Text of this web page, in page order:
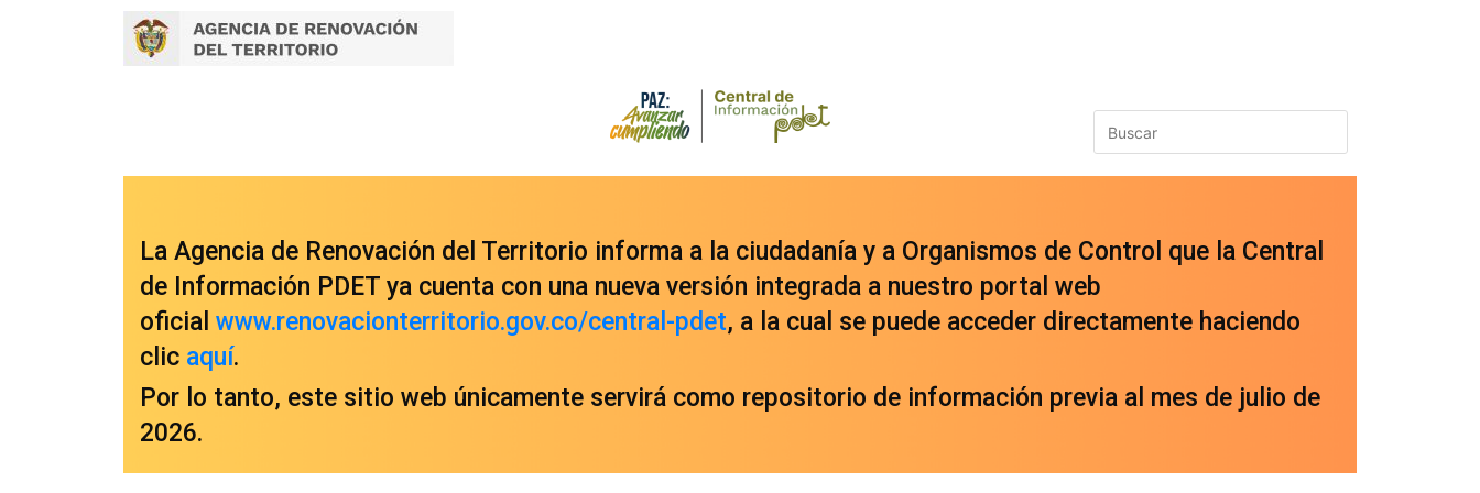
La Agencia de Renovación del Territorio informa a la ciudadanía y a Organismos de Control que la Central
de Información PDET ya cuenta con una nueva versión integrada a nuestro portal web
oficial www.renovacionterritorio.gov.co/central-pdet, a la cual se puede acceder directamente haciendo
clic aquí.
Por lo tanto, este sitio web únicamente servirá como repositorio de información previa al mes de julio de
2026.